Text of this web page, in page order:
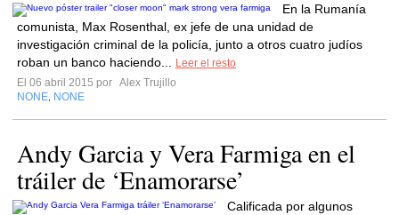
En la Rumanía
comunista, Max Rosenthal, ex jefe de una unidad de
investigación criminal de la policía, junto a otros cuatro judíos
roban un banco haciendo...
Leer el resto
El 06 abril 2015 por Alex Trujillo
NONE NONE
Andy Garcia y Vera Farmiga en el
tráiler de ‘Enamorarse’
Calificada por algunos